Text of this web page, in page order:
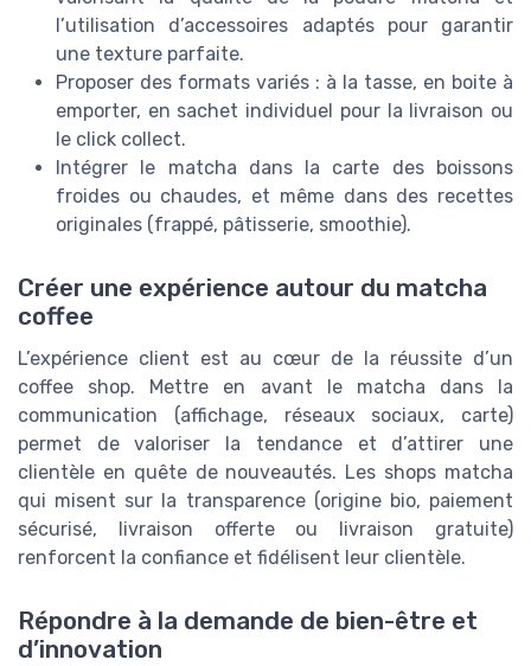
l’utilisation d’accessoires adaptés pour garantir
une texture parfaite.
Proposer des formats variés : à la tasse, en boite à
emporter, en sachet individuel pour la livraison ou
le click collect.
Intégrer le matcha dans la carte des boissons
froides ou chaudes, et même dans des recettes
originales (frappé, pâtisserie, smoothie).
Créer une expérience autour du matcha
coffee
L’expérience client est au cœur de la réussite d’un
coffee shop. Mettre en avant le matcha dans la
communication (affichage, réseaux sociaux, carte)
permet de valoriser la tendance et d’attirer une
clientèle en quête de nouveautés. Les shops matcha
qui misent sur la transparence (origine bio, paiement
sécurisé, livraison offerte ou livraison gratuite)
renforcent la confiance et fidélisent leur clientèle.
Répondre à la demande de bien-être et
d’innovation